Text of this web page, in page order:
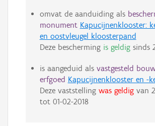
omvat de aanduiding als
monument Kapucijnenklooster:
en oostvleugel kloosterpand
Deze bescherming is geldigsinds
is aangeduid als vastgesteld
erfgoed Kapucijnenklooster en -
Deze vaststelling was geldigvan
tot 01-02-2018